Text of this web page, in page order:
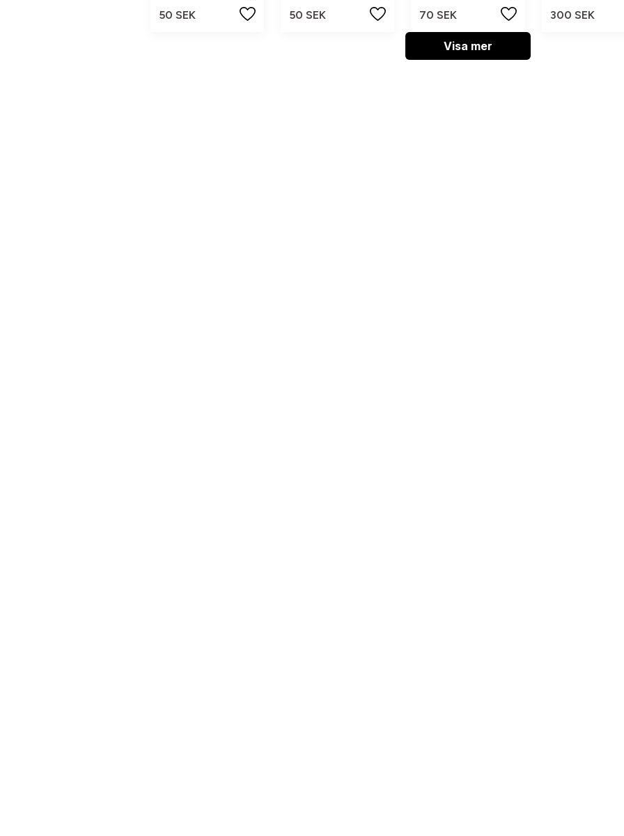
50 SEK
50 SEK
70 SEK
300 SEK
Visa mer